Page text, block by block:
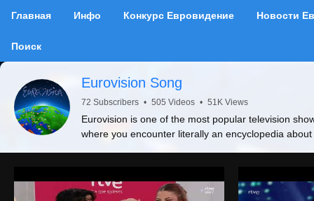
Главная Инфо Конкурс Евровидение Новости
Поиск
Eurovision Song
72 Subscribers • 505 Videos • 51K Views
Eurovision is one of the most popular television
where you encounter literally an encyclopedia